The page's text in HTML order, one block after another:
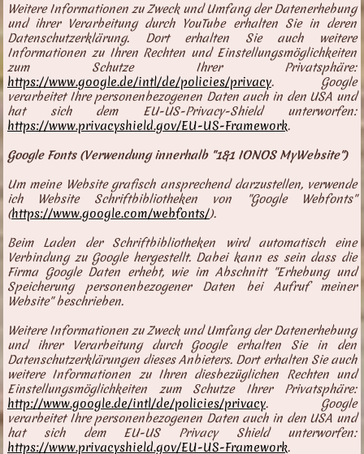
Weitere Informationen zu Zweck und Umfang der Datenerhebung
und ihrer Verarbeitung durch YouTube erhalten Sie in deren
Datenschutzerklärung. Dort erhalten Sie auch weitere
Informationen zu Ihren Rechten und Einstellungsmöglichkeiten
zum Schutze Ihrer Privatsphäre:
https://www.google.de/intl/de/policies/privacy. Google
verarbeitet Ihre personenbezogenen Daten auch in den USA und
hat sich dem EU-US-Privacy-Shield unterworfen:
https://www.privacyshield.gov/EU-US-Framework.
Google Fonts (Verwendung innerhalb "1&1 IONOS MyWebsite")
Um meine Website grafisch ansprechend darzustellen, verwende
ich Website Schriftbibliotheken von "Google Webfonts"
(https://www.google.com/webfonts/).
Beim Laden der Schriftbibliotheken wird automatisch eine
Verbindung zu Google hergestellt. Dabei kann es sein dass die
Firma Google Daten erhebt, wie im Abschnitt "Erhebung und
Speicherung personenbezogener Daten bei Aufruf meiner
Website" beschrieben.
Weitere Informationen zu Zweck und Umfang der Datenerhebung
und ihrer Verarbeitung durch Google erhalten Sie in den
Datenschutzerklärungen dieses Anbieters. Dort erhalten Sie auch
weitere Informationen zu Ihren diesbezüglichen Rechten und
Einstellungsmöglichkeiten zum Schutze Ihrer Privatsphäre:
http://www.google.de/intl/de/policies/privacy. Google
verarbeitet Ihre personenbezogenen Daten auch in den USA und
hat sich dem EU-US Privacy Shield unterworfen:
https://www.privacyshield.gov/EU-US-Framework.